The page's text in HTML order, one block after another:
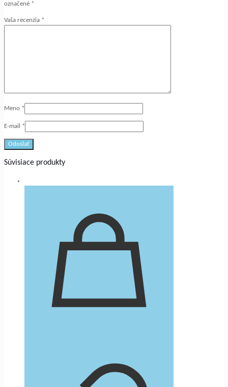
označené *
Vaša recenzia *
Meno *
E-mail *
Súvisiace produkty